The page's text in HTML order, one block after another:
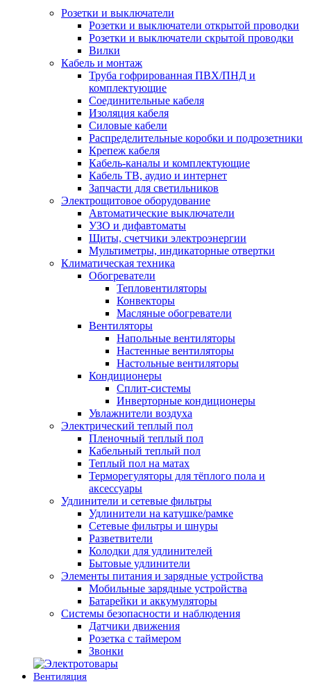
Розетки и выключатели
Розетки и выключатели открытой проводки
Розетки и выключатели скрытой проводки
Вилки
Кабель и монтаж
Труба гофрированная ПВХ/ПНД и
комплектующие
Соединительные кабеля
Изоляция кабеля
Силовые кабели
Распределительные коробки и подрозетники
Крепеж кабеля
Кабель-каналы и комплектующие
Кабель ТВ, аудио и интернет
Запчасти для светильников
Электрощитовое оборудование
Автоматические выключатели
УЗО и дифавтоматы
Щиты, счетчики электроэнергии
Мультиметры, индикаторные отвертки
Климатическая техника
Обогреватели
Тепловентиляторы
Конвекторы
Масляные обогреватели
Вентиляторы
Напольные вентиляторы
Настенные вентиляторы
Настольные вентиляторы
Кондиционеры
Сплит-системы
Инверторные кондиционеры
Увлажнители воздуха
Электрический теплый пол
Пленочный теплый пол
Кабельный теплый пол
Теплый пол на матах
Терморегуляторы для тёплого пола и
аксессуары
Удлинители и сетевые фильтры
Удлинители на катушке/рамке
Сетевые фильтры и шнуры
Разветвители
Колодки для удлинителей
Бытовые удлинители
Элементы питания и зарядные устройства
Мобильные зарядные устройства
Батарейки и аккумуляторы
Системы безопасности и наблюдения
Датчики движения
Розетка с таймером
Звонки
Вентиляция